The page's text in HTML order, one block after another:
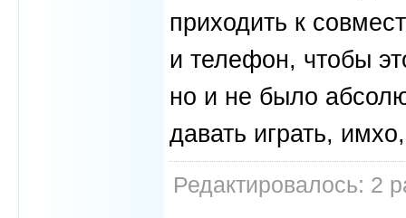
приходить к
и телефон, чтобы
но и не было
давать играть,
Редактировалось: 2